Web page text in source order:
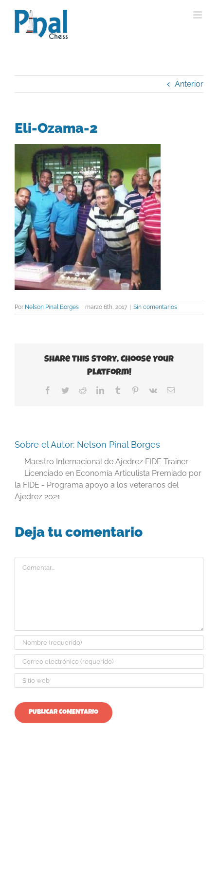
contenido
Anterior
Eli-Ozama-2
Por Nelson Pinal Borges | marzo 6th, 2017 | Sin comentarios
Share This Story, Choose Your
Platform!
Facebook
TwitterRedditLinkedInTumblr Pinterest
Vk
Correo
Sobre el Autor: Nelson Pinal Borges
Maestro Internacional de Ajedrez FIDE Trainer
Licenciado en Economía Articulista Premiado por
la FIDE - Programa apoyo a los veteranos del
Ajedrez 2021
Deja tu comentario